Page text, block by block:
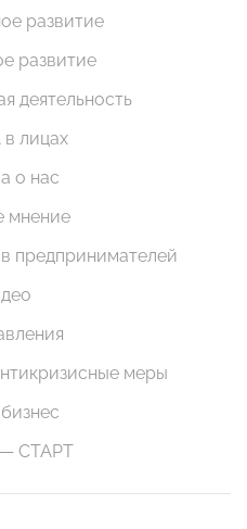
развитие
развитие
деятельность
лицах
о нас
мнение
предпринимателей
меры
СТАРТ